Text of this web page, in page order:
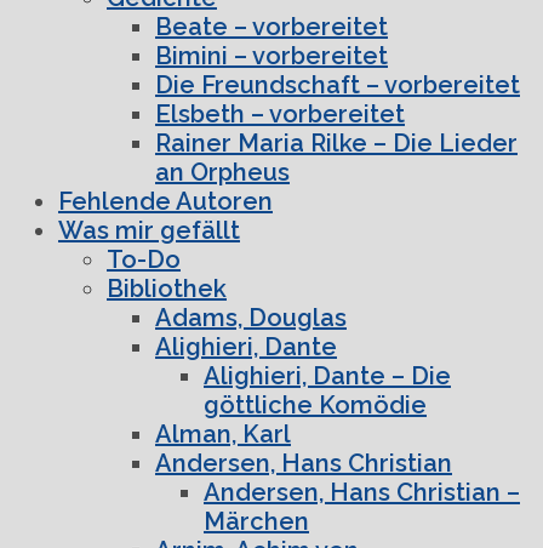
Beate – vorbereitet
Bimini – vorbereitet
Die Freundschaft – vorbereitet
Elsbeth – vorbereitet
Rainer Maria Rilke – Die Lieder
an Orpheus
Fehlende Autoren
Was mir gefällt
To-Do
Bibliothek
Adams, Douglas
Alighieri, Dante
Alighieri, Dante – Die
göttliche Komödie
Alman, Karl
Andersen, Hans Christian
Andersen, Hans Christian –
Märchen